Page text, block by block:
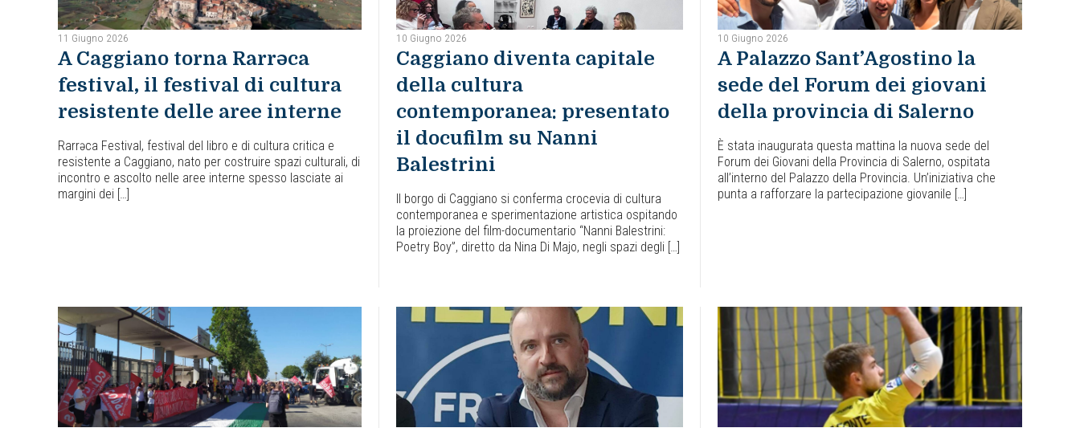
11 Giugno 2026
A Caggiano torna Rarrəca
festival, il festival di cultura
resistente delle aree interne
Rarrəca Festival, festival del libro e di cultura critica e
resistente a Caggiano, nato per costruire spazi culturali, di
incontro e ascolto nelle aree interne spesso lasciate ai
margini dei […]
10 Giugno 2026
Caggiano diventa capitale
della cultura
contemporanea: presentato
il docufilm su Nanni
Balestrini
Il borgo di Caggiano si conferma crocevia di cultura
contemporanea e sperimentazione artistica ospitando
la proiezione del film-documentario “Nanni Balestrini:
Poetry Boy”, diretto da Nina Di Majo, negli spazi degli […]
10 Giugno 2026
A Palazzo Sant’Agostino la
sede del Forum dei giovani
della provincia di Salerno
È stata inaugurata questa mattina la nuova sede del
Forum dei Giovani della Provincia di Salerno, ospitata
all’interno del Palazzo della Provincia. Un’iniziativa che
punta a rafforzare la partecipazione giovanile […]